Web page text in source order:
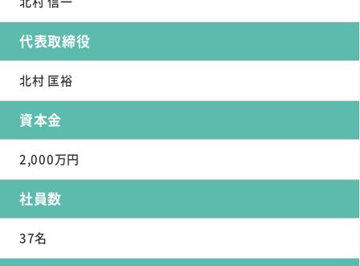
代表取締役
北村 匡裕
資本金
2,000万円
社員数
37名